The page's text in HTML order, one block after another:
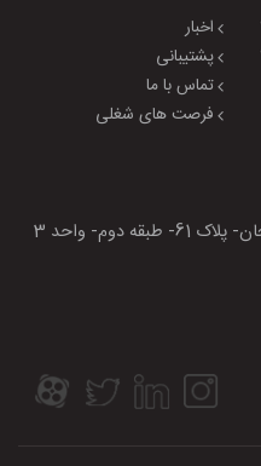
اخبار
پشتیبانی
تماس با ما
فرصت های شغلی
دوم- واحد 3